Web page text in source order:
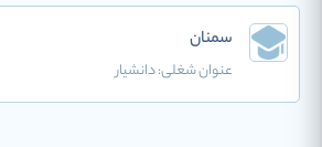
سمنان
عنوان شغلی:دانشیار